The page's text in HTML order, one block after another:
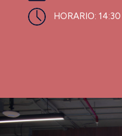
HORARIO: